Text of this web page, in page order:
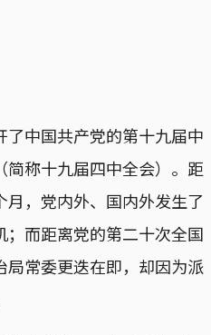
中国共产党的第十九届中
称十九届四中全会）。距
，党内外、国内外发生了
而距离党的第二十次全国
常委更迭在即，却因为派